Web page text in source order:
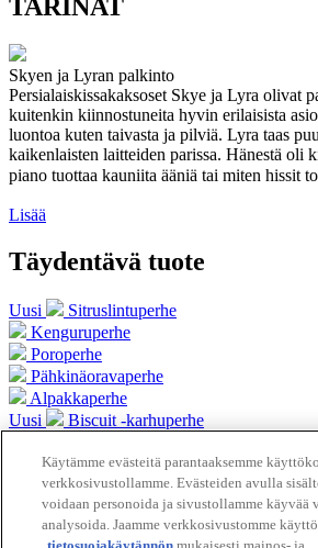
TARINAT
Skyen ja Lyran palkinto
Persialaiskissakaksoset Skye ja Lyra olivat
kuitenkin kiinnostuneita hyvin erilaisista
luontoa kuten taivasta ja pilviä. Lyra taas
kaikenlaisten laitteiden parissa. Hänestä oli
piano tuottaa kauniita ääniä tai miten hissit
Lisää
Täydentävä tuote
Uusi
Sitruslintuperhe
Kenguruperhe
Poroperhe
Pähkinäoravaperhe
Alpakkaperhe
Uusi
Biscuit -karhuperhe
Vuohiperhe
Tuoteluettelo
Käytämme evästeitä parantaaksemme
verkkosivustollamme. Evästeiden avulla
voidaan personoida ja sivustollamme
analysoida. Jaamme verkkosivustomme